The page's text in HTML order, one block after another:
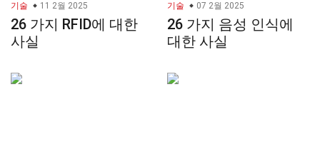
기술 11 2월 2025
26 가지 RFID에 대한
사실
기술 07 2월 2025
26 가지 음성 인식에
대한 사실